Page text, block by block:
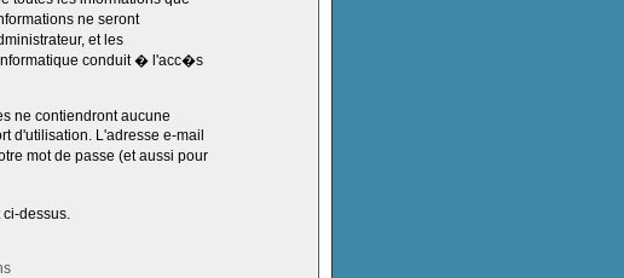
ne seront
et les
conduit � l'acc�s
ne contiendront aucune
L'adresse e-mail
mot de passe (et aussi pour
dessus.